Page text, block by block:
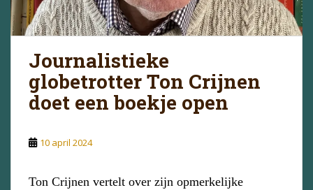
Journalistieke
globetrotter Ton Crijnen
doet een boekje open
10 april 2024
Ton Crijnen vertelt over zijn opmerkelijke